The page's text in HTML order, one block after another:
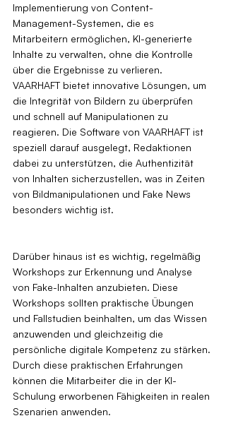
Implementierung von Content-
Management-Systemen, die es
Mitarbeitern ermöglichen, KI-generierte
Inhalte zu verwalten, ohne die Kontrolle
über die Ergebnisse zu verlieren.
VAARHAFT bietet innovative Lösungen, um
die Integrität von Bildern zu überprüfen
und schnell auf Manipulationen zu
reagieren. Die Software von VAARHAFT ist
speziell darauf ausgelegt, Redaktionen
dabei zu unterstützen, die Authentizität
von Inhalten sicherzustellen, was in Zeiten
von Bildmanipulationen und Fake News
besonders wichtig ist.
Darüber hinaus ist es wichtig, regelmäßig
Workshops zur Erkennung und Analyse
von Fake-Inhalten anzubieten. Diese
Workshops sollten praktische Übungen
und Fallstudien beinhalten, um das Wissen
anzuwenden und gleichzeitig die
persönliche digitale Kompetenz zu stärken.
Durch diese praktischen Erfahrungen
können die Mitarbeiter die in der KI-
Schulung erworbenen Fähigkeiten in realen
Szenarien anwenden.